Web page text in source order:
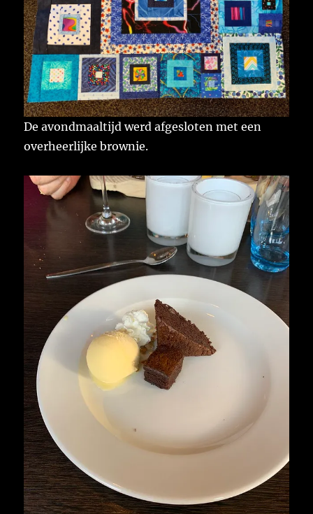
De avondmaaltijd werd afgesloten met een
overheerlijke brownie.